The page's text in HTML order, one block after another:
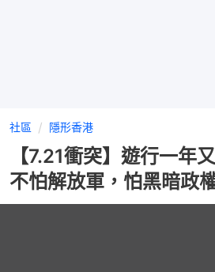
社區 隱形香港
【7.21衝突】遊行一年
不怕解放軍，怕黑暗政